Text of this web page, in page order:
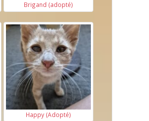
Brigand (adopté)
Happy (Adopté)